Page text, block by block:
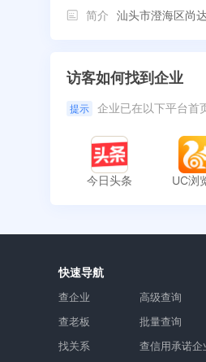
简介 汕头市澄海区尚
访客如何找到企业
提示 企业已在以下平台首
今日头条 UC浏
快速导航
查企业
查老板
找关系
高级查询
批量查询
查信用承诺企